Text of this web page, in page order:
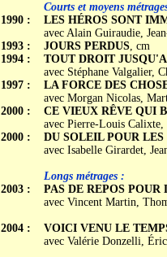
1990 :
1993 :
1994 :
1997 :
2000 :
2000 :
2003 :
2004 :
Courts et moyens
LES HÉROS SONT
avec Alain Guiraudie,
JOURS PERDUS, cm
TOUT DROIT
avec Stéphane Valgalier,
LA FORCE DES
avec Morgan Nicolas,
CE VIEUX RÊVE QUI
avec Pierre-Louis Calixte,
DU SOLEIL POUR LES
avec Isabelle Girardet,
Longs métrages :
PAS DE REPOS POUR
avec Vincent Martin,
VOICI VENU LE
avec Valérie Donzelli,